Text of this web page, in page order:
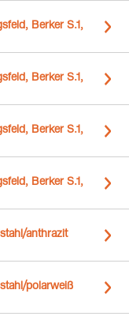
Berker S.1,
Berker S.1,
Berker S.1,
Berker S.1,
anthrazit
polarweiß